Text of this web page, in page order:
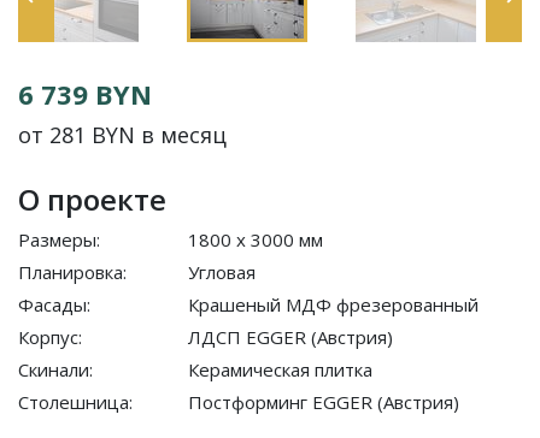
6 739 BYN
от 281 BYN в месяц
О проекте
Размеры:
Планировка:
Фасады:
Корпус:
Скинали:
Столешница:
1800 x 3000 мм
Угловая
Крашеный МДФ фрезерованный
ЛДСП EGGER (Австрия)
Керамическая плитка
Постформинг EGGER (Австрия)